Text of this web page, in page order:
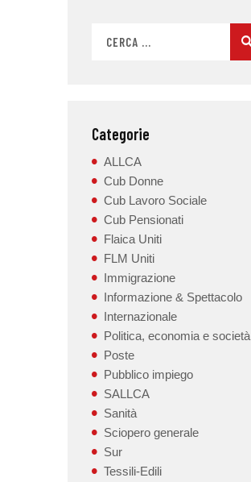
Categorie
ALLCA
Cub Donne
Cub Lavoro Sociale
Cub Pensionati
Flaica Uniti
FLM Uniti
Immigrazione
Informazione & Spettacolo
Internazionale
Politica, economia e società
Poste
Pubblico impiego
SALLCA
Sanità
Sciopero generale
Sur
Tessili-Edili